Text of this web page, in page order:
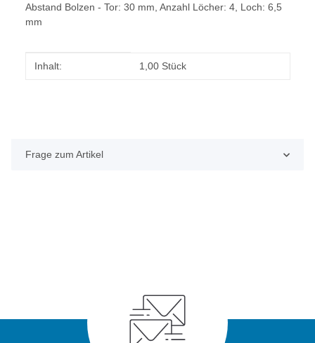
Abstand Bolzen - Tor: 30 mm, Anzahl Löcher: 4, Loch: 6,5
mm
Produkteigenschaft
Wert
Inhalt: 1,00 Stück
Frage zum Artikel